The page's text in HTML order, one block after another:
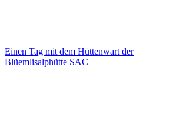
Einen Tag mit dem Hüttenwart der
Blüemlisalphütte SAC